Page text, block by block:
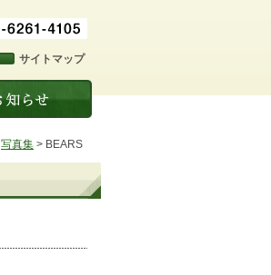
サイトマップ
写真集 > BEARS